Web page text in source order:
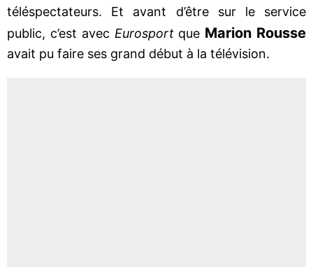
téléspectateurs. Et avant d’être sur le service
public, c’est avec Eurosportque Marion Rousse
avait pu faire ses grand début à la télévision.